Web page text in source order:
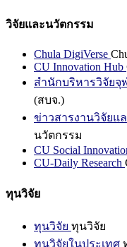
วิจัยและนวัตกรรม
Chula DigiVerse
CU Innovation Hub
สำนักบริหารวิจัยจุ
(สบจ.)
ข่าวสารงานวิจัยแ
นวัตกรรม
CU Social
CU-Daily Research
ทุนวิจัย
ทุนวิจัย ทุนวิจัย
ทุนวิจัยในประเทศ